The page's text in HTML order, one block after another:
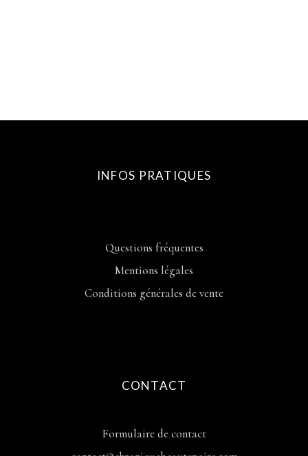
INFOS PRATIQUES
Questions fréquentes
Mentions légales
Conditions générales de vente
CONTACT
Formulaire de contact